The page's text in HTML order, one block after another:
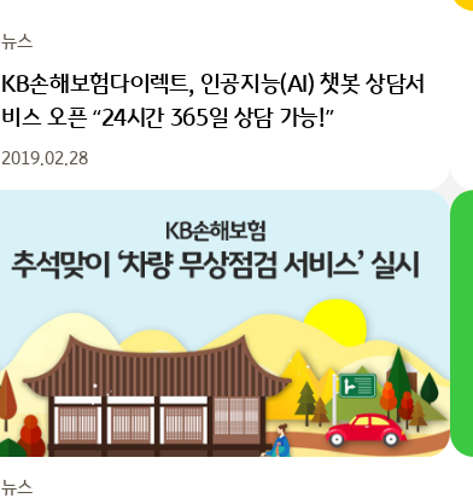
뉴스
KB손해보험다이렉트, 인공지능(AI) 챗봇 상담서
비스 오픈 “24시간 365일 상담 가능!”
2019.02.28
뉴스